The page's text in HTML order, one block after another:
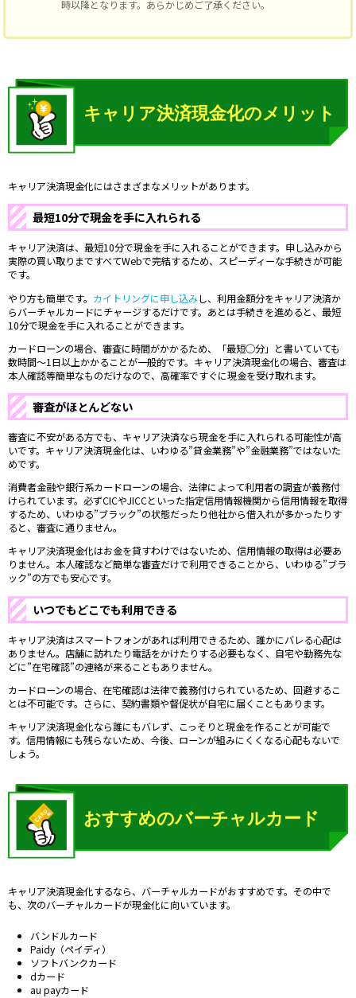
時以降となります。あらかじめご了承ください。
キャリア決済現金化にはさまざまなメリットがあります。
最短10分で現金を手に入れられる
キャリア決済は、最短10分で現金を手に入れることができます。申し込みから
実際の買い取りまですべてWebで完結するため、スピーディーな手続きが可能
です。
やり方も簡単です。 カイトリングに申し込み し、利用金額分をキャリア決済か
らバーチャルカードにチャージするだけです。あとは手続きを進めると、最短
10分で現金を手に入れることができます。
カードローンの場合、審査に時間がかかるため、「最短◯分」と書いていても
数時間〜1日以上かかることが一般的です。キャリア決済現金化の場合、審査は
本人確認等簡単なものだけなので、高確率ですぐに現金を受け取れます。
審査がほとんどない
審査に不安がある方でも、キャリア決済なら現金を手に入れられる可能性が高
いです。キャリア決済現金化は、いわゆる”貸金業務”や”金融業務”ではないた
めです。
消費者金融や銀行系カードローンの場合、法律によって利用者の調査が義務付
けられています。必ずCICやJICCといった指定信用情報機関から信用情報を取得
するため、いわゆる”ブラック”の状態だったり他社から借入れが多かったりす
ると、審査に通りません。
キャリア決済現金化はお金を貸すわけではないため、信用情報の取得は必要あ
りません。本人確認など簡単な審査だけで利用できることから、いわゆる”ブラ
ック”の方でも安心です。
いつでもどこでも利用できる
キャリア決済はスマートフォンがあれば利用できるため、誰かにバレる心配は
ありません。店舗に訪れたり電話をかけたりする必要もなく、自宅や勤務先な
どに”在宅確認”の連絡が来ることもありません。
カードローンの場合、在宅確認は法律で義務付けられているため、回避するこ
とは不可能です。さらに、契約書類や督促状が自宅に届くこともあります。
キャリア決済現金化なら誰にもバレず、こっそりと現金を作ることが可能で
す。信用情報にも残らないため、今後、ローンが組みにくくなる心配もないで
しょう。
キャリア決済現金化するなら、バーチャルカードがおすすめです。その中で
も、次のバーチャルカードが現金化に向いています。
バンドルカード
Paidy（ペイディ）
ソフトバンクカード
dカード
au payカード